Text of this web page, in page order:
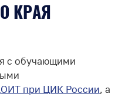
КРАЯ
с обучающими
при ЦИК России, а